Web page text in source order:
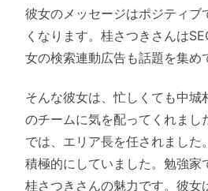
彼女のメッセージはポジティブ
くなります。桂さつきさんは
女の検索連動広告も話題を集め
そんな彼女は、忙しくても中城
のチームに気を配ってくれまし
では、エリア長を任されました
積極的にしていました。勉強家
桂さつきさんの魅力です。彼女